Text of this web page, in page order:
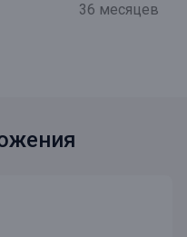
36 месяцев